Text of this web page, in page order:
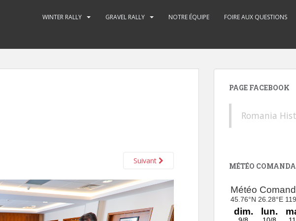
WINTER RALLY GRAVEL RALLY NOTRE ÉQUIPE FOIRE AUX QUESTIONS
Suivant
PAGE FACEBOOK
Romania
MÉTÉO